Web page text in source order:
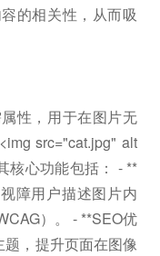
的相关性，从而吸
性，用于在图片无
src="cat.jpg" alt
核心功能包括： - **
障用户描述图片内
）。 - **SEO优
，提升页面在图像